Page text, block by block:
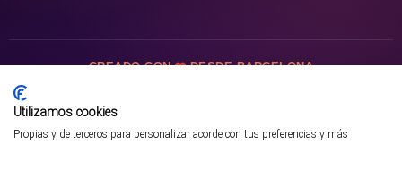
CREADO CON DESDE BARCELONA
Utilizamos cookies
Propias y de terceros para personalizar acorde con tus preferencias y más